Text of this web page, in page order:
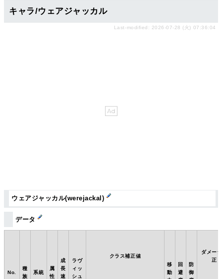
キャラ/ウェアジャッカル
Last-modified: 2026-07-28 (火) 07:36:04
ウェアジャッカル(werejackal)
データ
No.
種
族
系統
属
性
成
長
速
ラヴ
ィッ
シュ
クラス補正値
移
動
回
避
防
御
ダメー
正